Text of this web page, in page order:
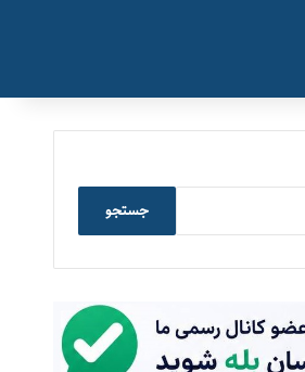
جستجو